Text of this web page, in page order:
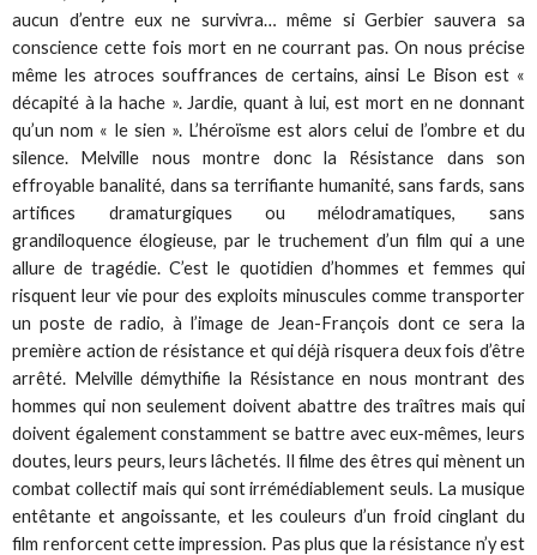
aucun d’entre eux ne survivra… même si Gerbier sauvera sa
conscience cette fois mort en ne courrant pas. On nous précise
même les atroces souffrances de certains, ainsi Le Bison est «
décapité à la hache ». Jardie, quant à lui, est mort en ne donnant
qu’un nom « le sien ». L’héroïsme est alors celui de l’ombre et du
silence. Melville nous montre donc la Résistance dans son
effroyable banalité, dans sa terrifiante humanité, sans fards, sans
artifices dramaturgiques ou mélodramatiques, sans
grandiloquence élogieuse, par le truchement d’un film qui a une
allure de tragédie. C’est le quotidien d’hommes et femmes qui
risquent leur vie pour des exploits minuscules comme transporter
un poste de radio, à l’image de Jean-François dont ce sera la
première action de résistance et qui déjà risquera deux fois d’être
arrêté. Melville démythifie la Résistance en nous montrant des
hommes qui non seulement doivent abattre des traîtres mais qui
doivent également constamment se battre avec eux-mêmes, leurs
doutes, leurs peurs, leurs lâchetés. Il filme des êtres qui mènent un
combat collectif mais qui sont irrémédiablement seuls. La musique
entêtante et angoissante, et les couleurs d’un froid cinglant du
film renforcent cette impression. Pas plus que la résistance n’y est